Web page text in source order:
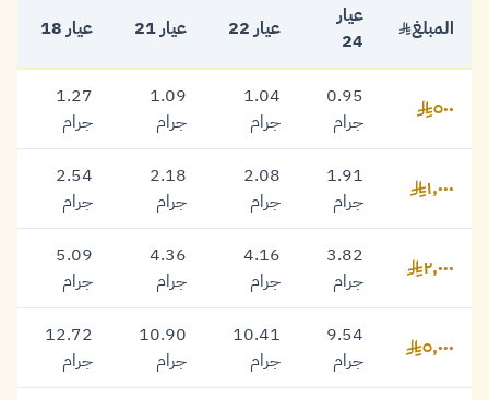
المبلغ
عيار
24
عيار 22 عيار 21 عيار 18
٥٠٠ ريال
٥٠٠
0.95
جرام
1.04
جرام
1.09
جرام
1.27
جرام
١,٠٠٠ ريال
١,٠٠٠
1.91
جرام
2.08
جرام
2.18
جرام
2.54
جرام
٢,٠٠٠ ريال
٢,٠٠٠
3.82
جرام
4.16
جرام
4.36
جرام
5.09
جرام
٥,٠٠٠ ريال
٥,٠٠٠
9.54
جرام
10.41
جرام
10.90
جرام
12.72
جرام